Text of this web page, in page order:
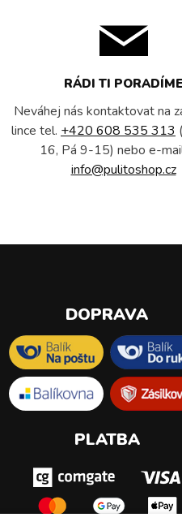
RÁDI TI PORADÍME
Neváhej nás kontaktovat na
lince tel. +420 608 535 313
16, Pá 9-15) nebo e-
info@pulitoshop.cz
DOPRAVA
PLATBA